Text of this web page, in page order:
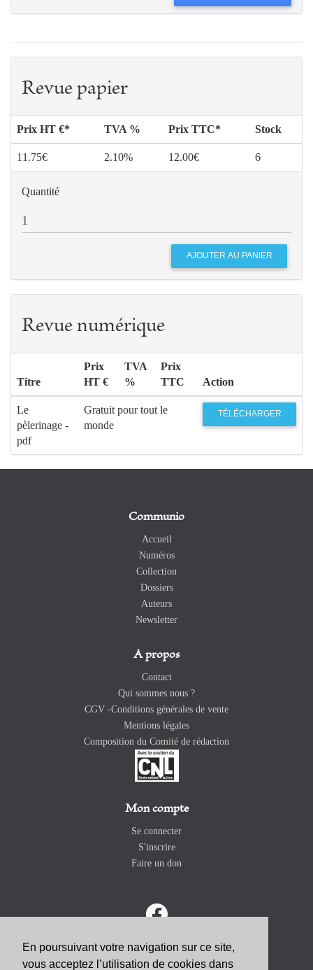
En poursuivant votre navigation sur ce site,
vous acceptez l’utilisation de cookies dans
Revue papier
Prix HT €* TVA % Prix TTC* Stock
11.75€ 2.10% 12.00€ 6
Quantité
Revue numérique
Titre
Prix
HT €
TVA
%
Prix
TTC
Action
Le
pèlerinage -
pdf
Gratuit pour tout le
monde
TÉLÉCHARGER
Communio
Accueil
Numéros
Collection
Dossiers
Auteurs
Newsletter
A propos
Contact
Qui sommes nous ?
CGV -Conditions générales de vente
Mentions légales
Composition du Comité de rédaction
Mon compte
Se connecter
S'inscrire
Faire un don
ABONNEZ-VOUS